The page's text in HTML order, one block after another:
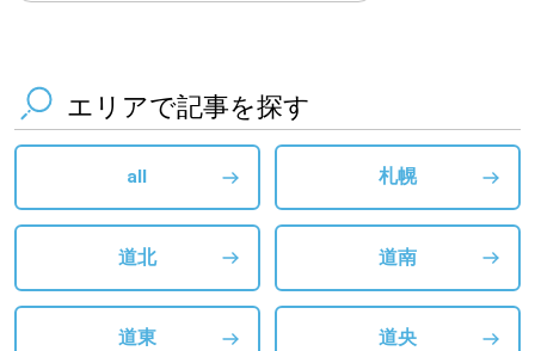
エリアで記事を探す
all 札幌
道北 道南
道東 道央